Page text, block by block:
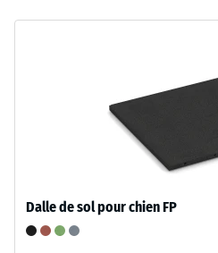
Dalle de sol pour chien FP